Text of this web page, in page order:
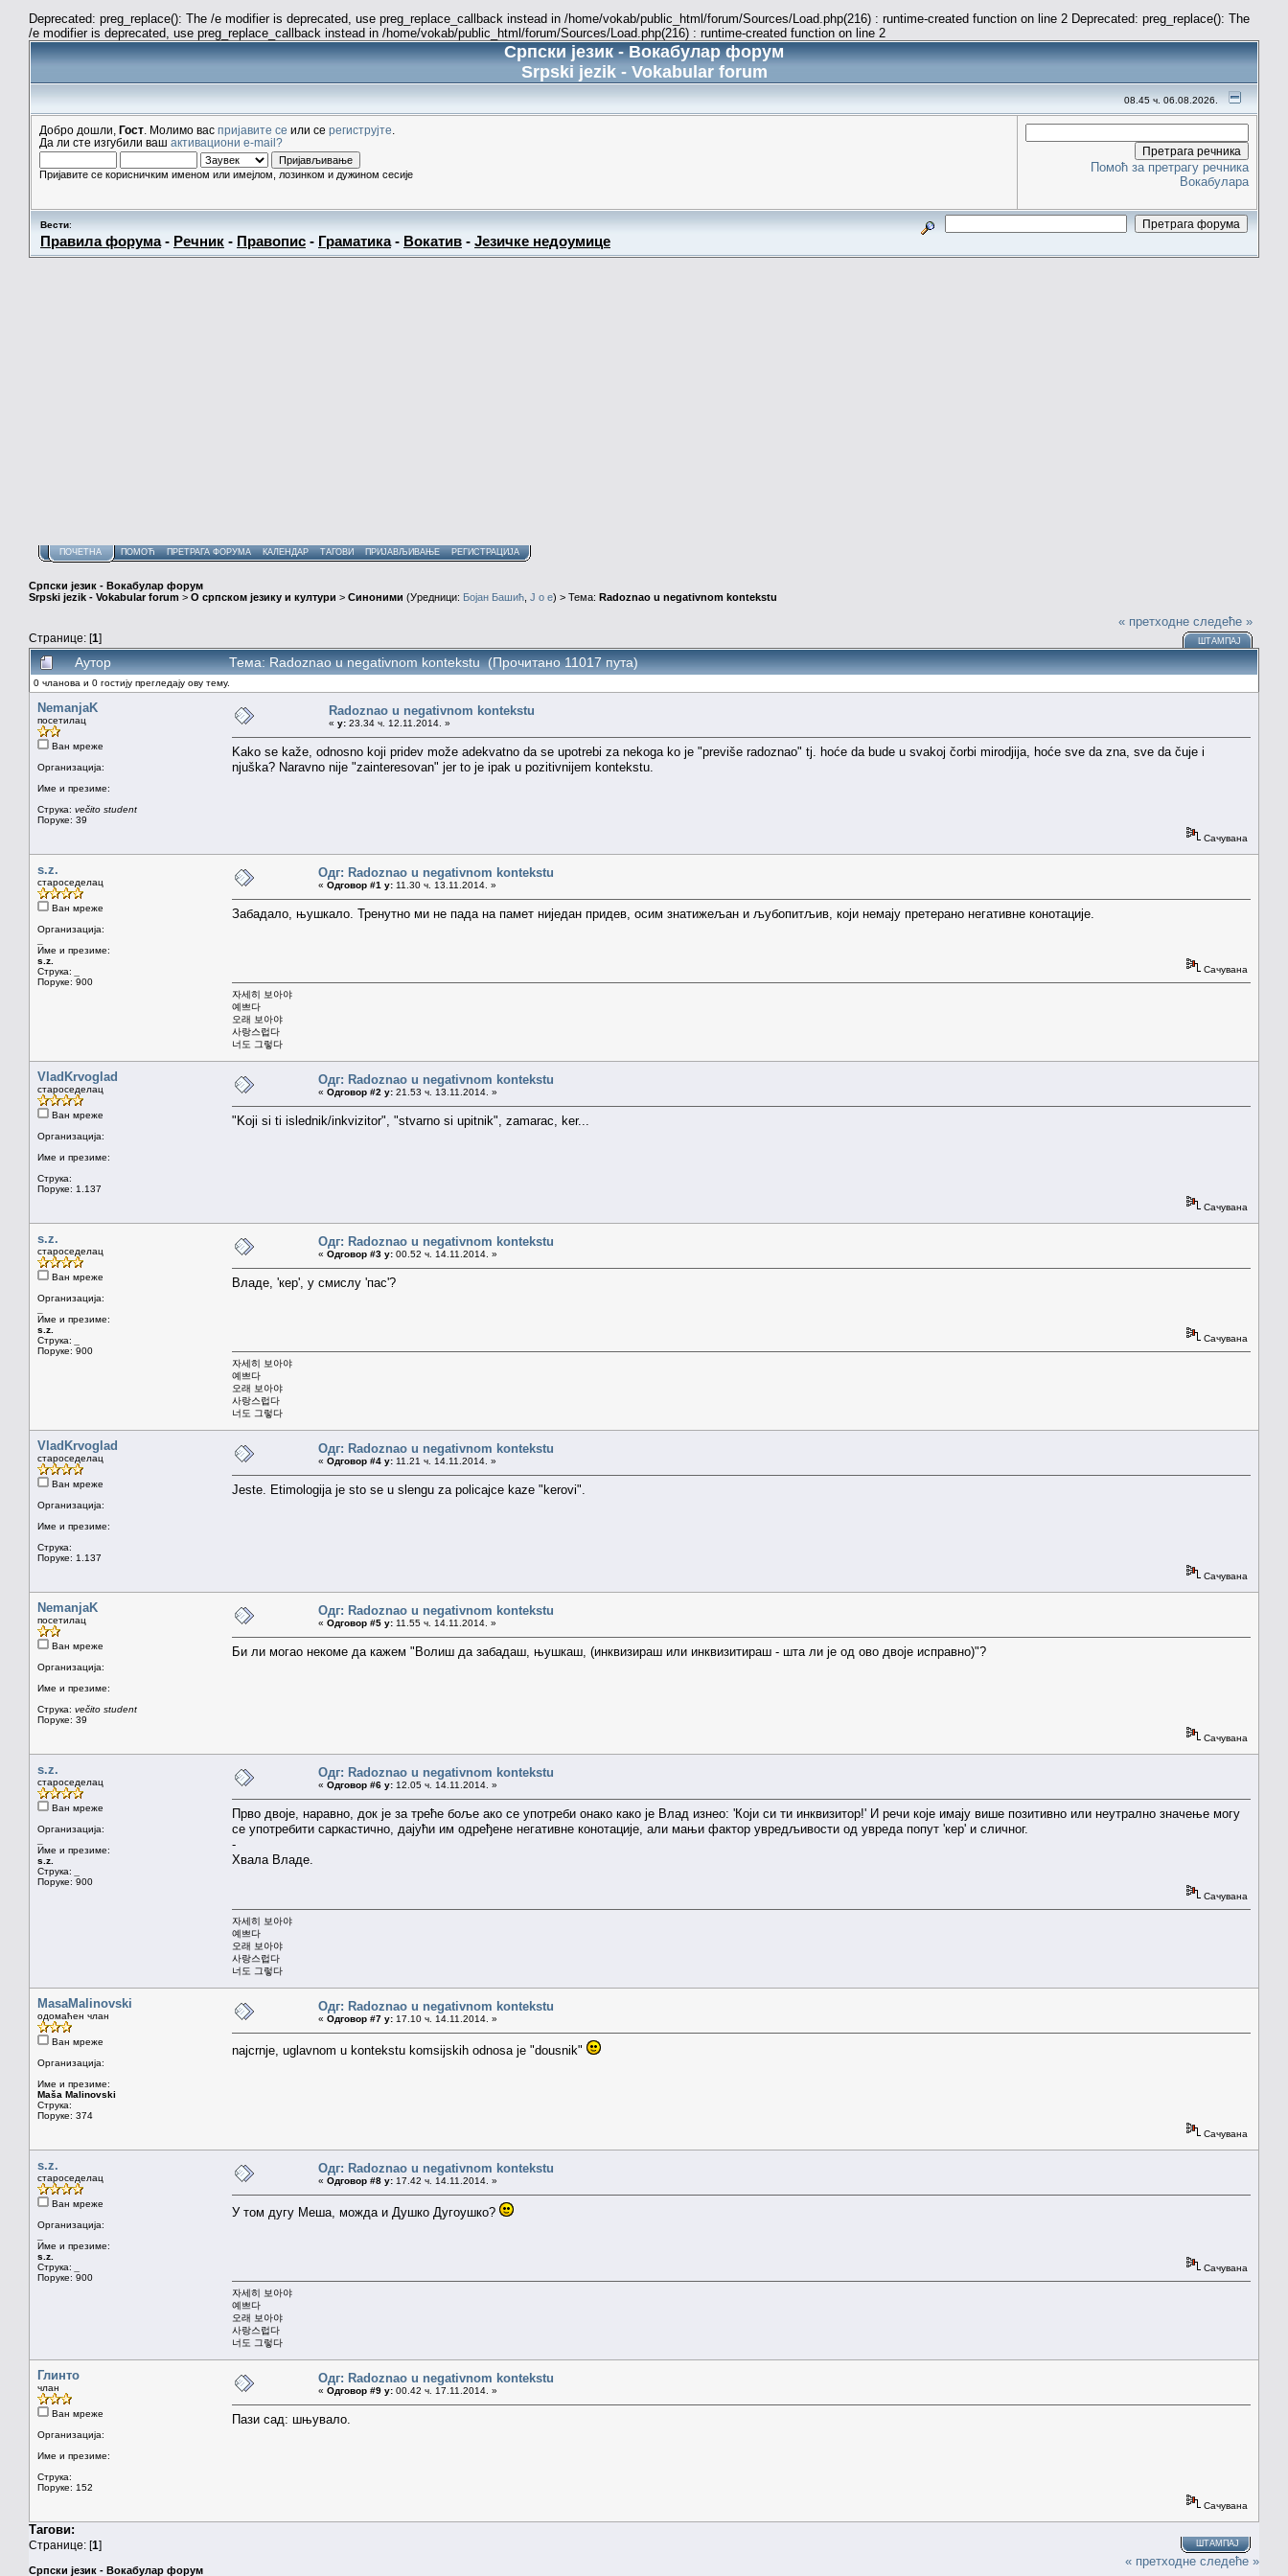
Deprecated: preg_replace(): The /e modifier is deprecated, use preg_replace_callback instead in /home/vokab/public_html/forum/Sources/Load.php(216) : runtime-created function on line 2 Deprecated: preg_replace(): The
/e modifier is deprecated, use preg_replace_callback instead in /home/vokab/public_html/forum/Sources/Load.php(216) : runtime-created function on line 2
Српски језик - Вокабулар форум
Srpski jezik - Vokabular forum
08.45 ч. 06.08.2026.
Добро дошли, Гост . Молимо вас пријавите се или се региструјте
Да ли сте изгубили ваш активациони e-mail?
Пријавите се корисничким именом или имејлом, лозинком и дужином сесије
Помоћ за претрагу речника
Вокабулара
Вести:
Правила форума- Речник - Правопис - Граматика- Вокатив - Језичке недоумице
ПОЧЕТНА ПОМОЋ ПРЕТРАГА ФОРУМА КАЛЕНДАР ТАГОВИ ПРИЈАВЉИВАЊЕ РЕГИСТРАЦИЈА
Српски језик - Вокабулар форум
Srpski jezik - Vokabular forum > О српском језику и култури > Синоними (Уредници: Бојан Башић J o e) > Тема: Radoznao u negativnom kontekstu
Странице: [1]
« претходне следеће »
ШТАМПАЈ
Аутор Тема: Radoznao u negativnom kontekstu (Прочитано 11017 пута)
0 чланова и 0 гостију прегледају ову тему.
NemanjaK
посетилац
Ван мреже
Организација:
Име и презиме:
Струка: večito student
Поруке: 39
Radoznao u negativnom kontekstu
« у: 23.34 ч. 12.11.2014. »
Kako se kaže, odnosno koji pridev može adekvatno da se upotrebi za nekoga ko je "previše radoznao" tj. hoće da bude u svakoj čorbi mirodjija, hoće sve da zna, sve da čuje i
njuška? Naravno nije "zainteresovan" jer to je ipak u pozitivnijem kontekstu.
Сачувана
s.z.
староседелац
Ван мреже
Организација:
Име и презиме:
s.z.
Струка:
Поруке: 900
Одг: Radoznao u negativnom kontekstu
« Одговор #1 у: 11.30 ч. 13.11.2014. »
Забадало, њушкало. Тренутно ми не пада на памет ниједан придев, осим знатижељан и љубопитљив, који немају претерано негативне конотације.
Сачувана
자세히 보아야
예쁘다
오래 보아야
사랑스럽다
너도 그렇다
VladKrvoglad
староседелац
Ван мреже
Организација:
Име и презиме:
Струка:
Поруке: 1.137
Одг: Radoznao u negativnom kontekstu
« Одговор #2 у: 21.53 ч. 13.11.2014. »
"Koji si ti islednik/inkvizitor", "stvarno si upitnik", zamarac, ker...
Сачувана
s.z.
староседелац
Ван мреже
Организација:
Име и презиме:
s.z.
Струка:
Поруке: 900
Одг: Radoznao u negativnom kontekstu
« Одговор #3 у: 00.52 ч. 14.11.2014. »
Владе, 'кер', у смислу 'пас'?
Сачувана
자세히 보아야
예쁘다
오래 보아야
사랑스럽다
너도 그렇다
VladKrvoglad
староседелац
Ван мреже
Организација:
Име и презиме:
Струка:
Поруке: 1.137
Одг: Radoznao u negativnom kontekstu
« Одговор #4 у: 11.21 ч. 14.11.2014. »
Jeste. Etimologija je sto se u slengu za policajce kaze "kerovi".
Сачувана
NemanjaK
посетилац
Ван мреже
Организација:
Име и презиме:
Струка: večito student
Поруке: 39
Одг: Radoznao u negativnom kontekstu
« Одговор #5 у: 11.55 ч. 14.11.2014. »
Би ли могао некоме да кажем "Волиш да забадаш, њушкаш, (инквизираш или инквизитираш - шта ли је од ово двоје исправно)"?
Сачувана
s.z.
староседелац
Ван мреже
Организација:
Име и презиме:
s.z.
Струка:
Поруке: 900
Одг: Radoznao u negativnom kontekstu
« Одговор #6 у: 12.05 ч. 14.11.2014. »
Прво двоје, наравно, док је за треће боље ако се употреби онако како је Влад изнео: 'Који си ти инквизитор!' И речи које имају више позитивно или неутрално значење могу
се употребити саркастично, дајући им одређене негативне конотације, али мањи фактор увредљивости од увреда попут 'кер' и сличног.
-
Хвала Владе.
Сачувана
자세히 보아야
예쁘다
오래 보아야
사랑스럽다
너도 그렇다
MasaMalinovski
одомаћен члан
Ван мреже
Организација:
Име и презиме:
Maša Malinovski
Струка:
Поруке: 374
Одг: Radoznao u negativnom kontekstu
« Одговор #7 у: 17.10 ч. 14.11.2014. »
najcrnje, uglavnom u kontekstu komsijskih odnosa je "dousnik"
Сачувана
s.z.
староседелац
Ван мреже
Организација:
Име и презиме:
s.z.
Струка:
Поруке: 900
Одг: Radoznao u negativnom kontekstu
« Одговор #8 у: 17.42 ч. 14.11.2014. »
У том дугу Меша, можда и Душко Дугоушко?
Сачувана
자세히 보아야
예쁘다
오래 보아야
사랑스럽다
너도 그렇다
Глинто
члан
Ван мреже
Организација:
Име и презиме:
Струка:
Поруке: 152
Одг: Radoznao u negativnom kontekstu
« Одговор #9 у: 00.42 ч. 17.11.2014. »
Пази сад: шњувало.
Сачувана
Тагови:
Странице: [1] ШТАМПАЈ
Српски језик - Вокабулар форум
« претходне следеће »